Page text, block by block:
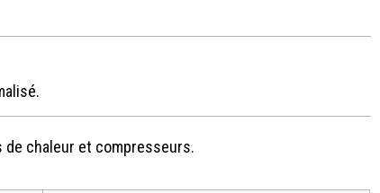
de chaleur et compresseurs.